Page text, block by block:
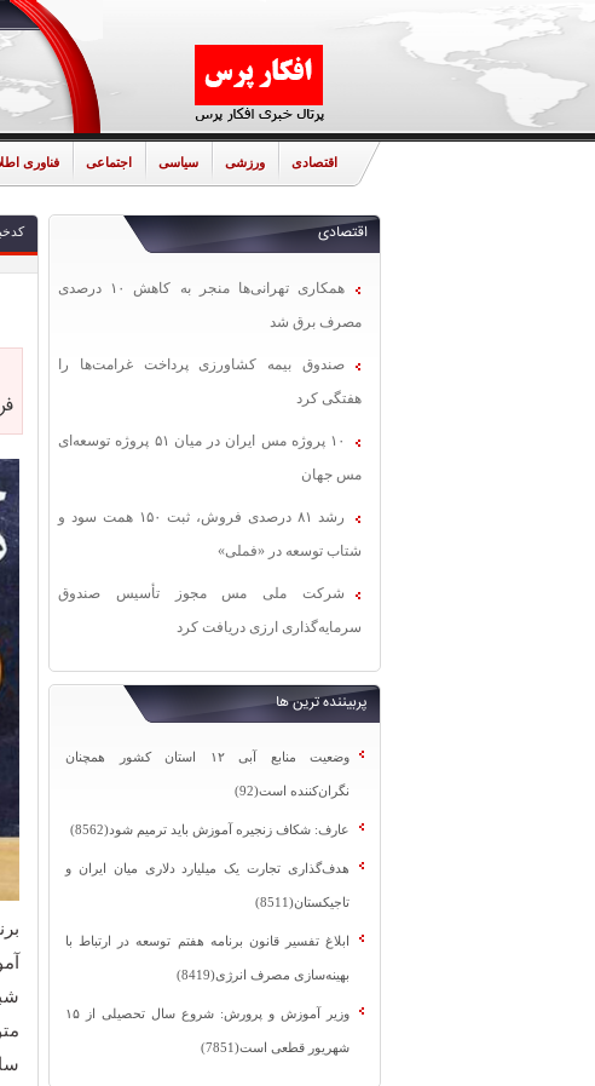
اقتصادی ورزشی سیاسی اجتماعی فناوری
اقتصادی
همکاری تهرانی‌ها منجر به کاهش ۱۰ درصدی
مصرف برق شد
صندوق بیمه کشاورزی پرداخت غرامت‌ها را
هفتگی کرد
۱۰ پروژه مس ایران در میان ۵۱ پروژه توسعه‌ای
مس جهان
رشد ۸۱ درصدی فروش، ثبت ۱۵۰ همت سود و
شتاب توسعه در «فملی»
شرکت ملی مس مجوز تأسیس صندوق
سرمایه‌گذاری ارزی دریافت کرد
پربیننده ترین ها
وضعیت منابع آبی ۱۲ استان کشور همچنان
نگران‌کننده است(92)
عارف: شکاف زنجیره آموزش باید ترمیم شود(8562)
هدف‌گذاری تجارت یک میلیارد دلاری میان ایران و
تاجیکستان(8511)
ابلاغ تفسیر قانون برنامه هفتم توسعه در ارتباط با
بهینه‌سازی مصرف انرژی(8419)
وزیر آموزش و پرورش: شروع سال تحصیلی از ۱۵
شهریور قطعی است(7851)
ساعت ٨ تا